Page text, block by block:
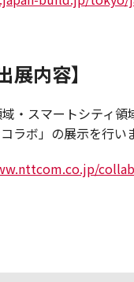
展内容】
・スマートシティ
ラボ」の展示を行い